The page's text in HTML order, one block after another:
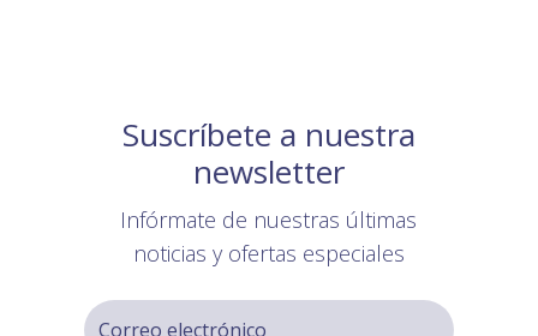
Suscríbete a nuestra
newsletter
Infórmate de nuestras últimas
noticias y ofertas especiales